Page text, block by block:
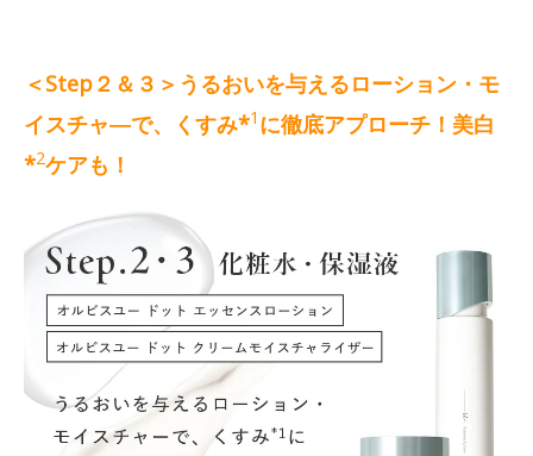
＜Step２＆３＞うるおいを与えるローション・モ
イスチャ―で、くすみ*1 に徹底アプローチ！美白
*2ケアも！